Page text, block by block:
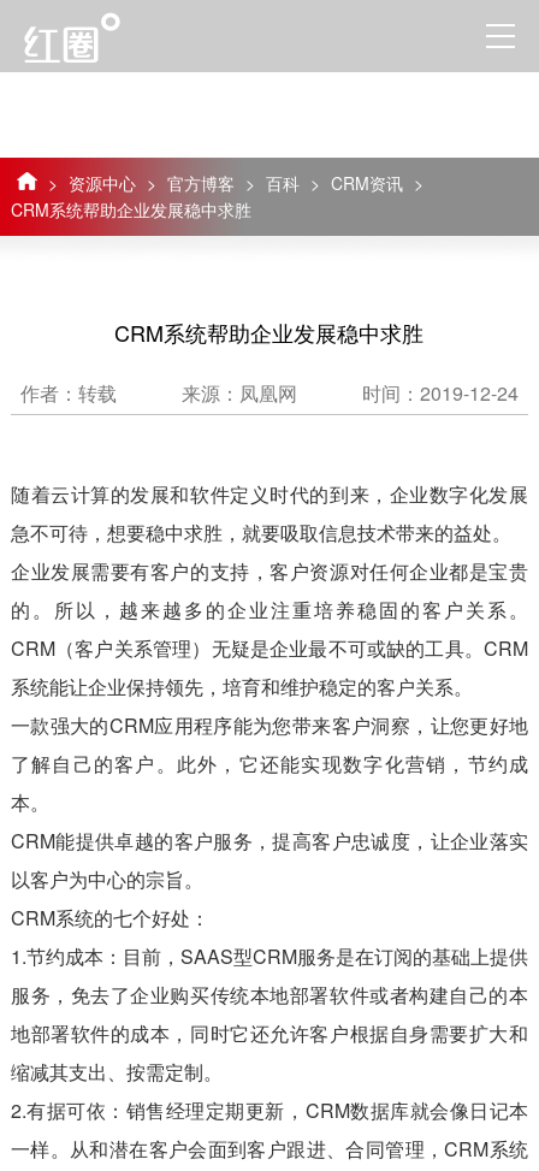
> 资源中心 > 官方博客 > 百科 > CRM资讯 >
CRM系统帮助企业发展稳中求胜
CRM系统帮助企业发展稳中求胜
作者：转载 来源：凤凰网 时间：2019-12-24
随着云计算的发展和软件定义时代的到来，企业数字化发展
急不可待，想要稳中求胜，就要吸取信息技术带来的益处。
企业发展需要有客户的支持，客户资源对任何企业都是宝贵
的。所以，越来越多的企业注重培养稳固的客户关系。
CRM（客户关系管理）无疑是企业最不可或缺的工具。CRM
系统能让企业保持领先，培育和维护稳定的客户关系。
一款强大的CRM应用程序能为您带来客户洞察，让您更好地
了解自己的客户。此外，它还能实现数字化营销，节约成
本。
CRM能提供卓越的客户服务，提高客户忠诚度，让企业落实
以客户为中心的宗旨。
CRM系统的七个好处：
1.节约成本：目前， SAAS型CRM服务是在订阅的基础上提供
服务，免去了企业购买传统本地部署软件或者构建自己的本
地部署软件的成本，同时它还允许客户根据自身需要扩大和
缩减其支出、按需定制。
2.有据可依：销售经理定期更新，CRM数据库就会像日记本
一样。从和潜在客户会面到客户跟进、合同管理，CRM系统